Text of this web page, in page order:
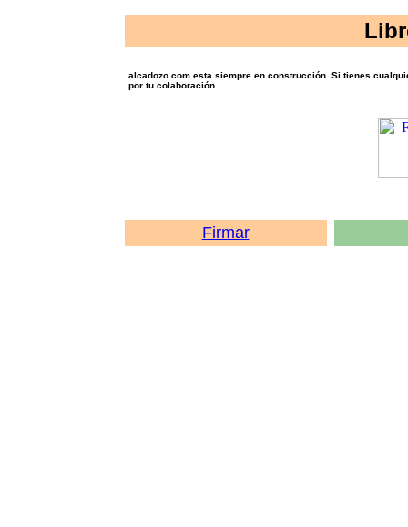
alcadozo.com esta siempre en construcción. Si tienes
por tu colaboración.
Firmar